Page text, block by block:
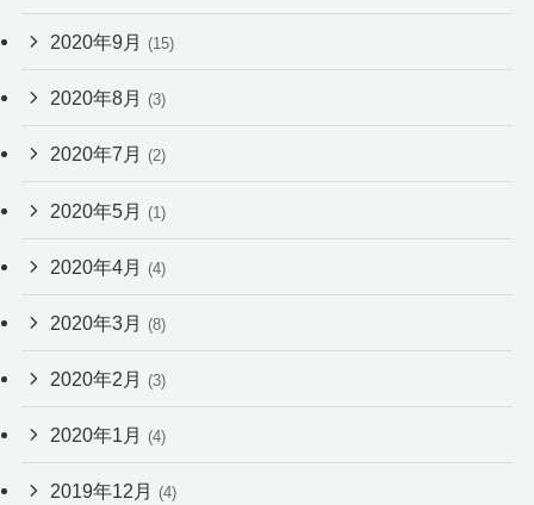
2020年9月 (15)
2020年8月 (3)
2020年7月 (2)
2020年5月 (1)
2020年4月 (4)
2020年3月 (8)
2020年2月 (3)
2020年1月 (4)
2019年12月 (4)